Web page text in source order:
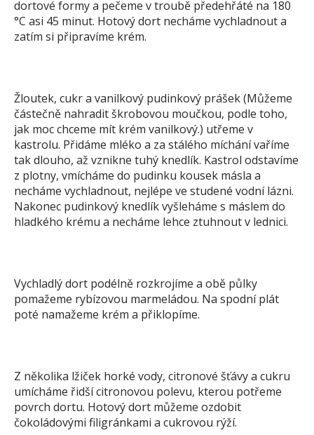
dortové formy a pečeme v troubě předehřáté na 180
°C asi 45 minut. Hotový dort necháme vychladnout a
zatím si připravíme krém.
Žloutek, cukr a vanilkový pudinkový prášek (Můžeme
částečně nahradit škrobovou moučkou, podle toho,
jak moc chceme mít krém vanilkový.) utřeme v
kastrolu. Přidáme mléko a za stálého míchání vaříme
tak dlouho, až vznikne tuhý knedlík. Kastrol odstavíme
z plotny, vmícháme do pudinku kousek másla a
necháme vychladnout, nejlépe ve studené vodní lázni.
Nakonec pudinkový knedlík vyšleháme s máslem do
hladkého krému a necháme lehce ztuhnout v lednici.
Vychladlý dort podélně rozkrojíme a obě půlky
pomažeme rybízovou marmeládou. Na spodní plát
poté namažeme krém a přiklopíme.
Z několika lžiček horké vody, citronové šťávy a cukru
umícháme řidší citronovou polevu, kterou potřeme
povrch dortu. Hotový dort můžeme ozdobit
čokoládovými filigránkami a cukrovou rýží.